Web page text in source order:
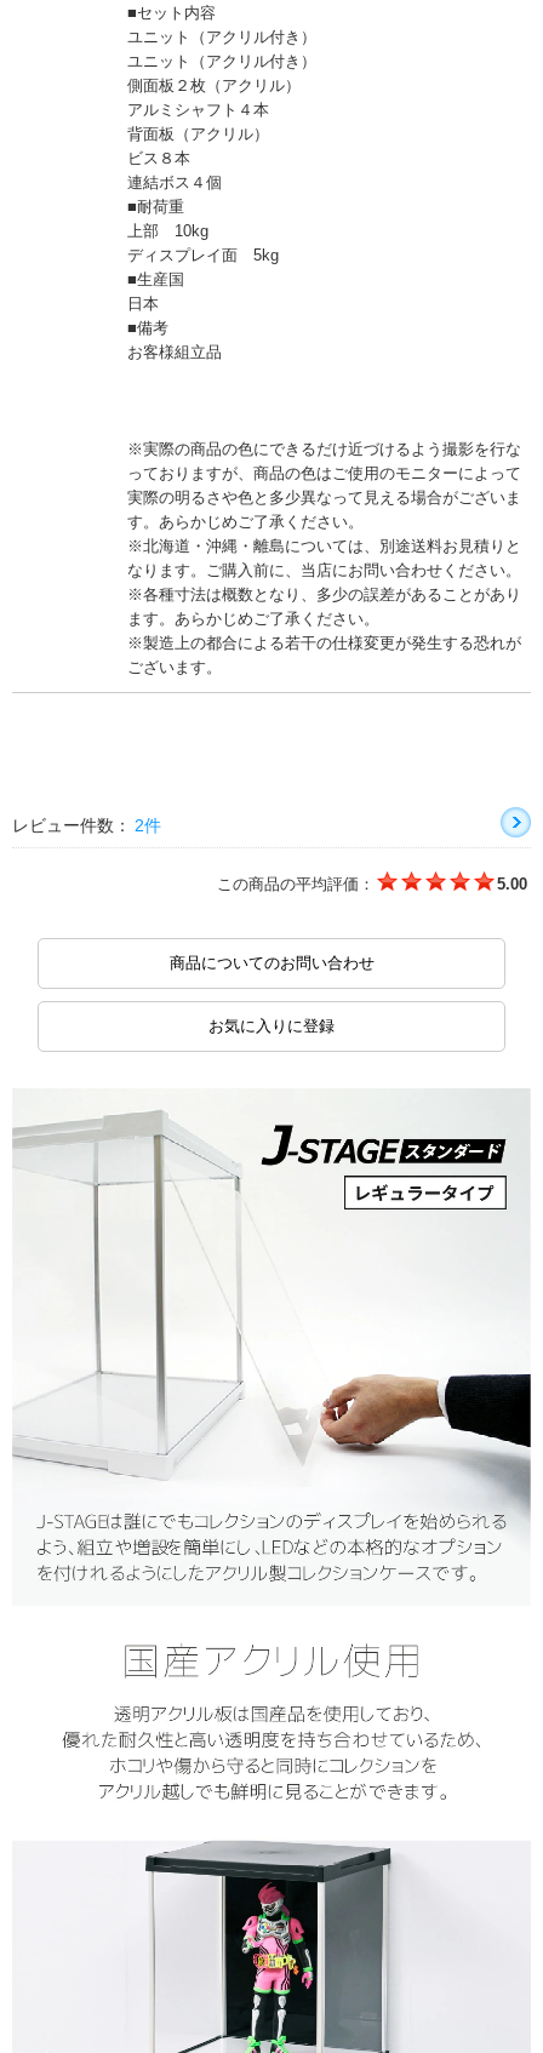
■セット内容
ユニット（アクリル付き）
ユニット（アクリル付き）
側面板２枚（アクリル）
アルミシャフト４本
背面板（アクリル）
ビス８本
連結ボス４個
■耐荷重
上部 10kg
ディスプレイ面 5kg
■生産国
日本
■備考
お客様組立品
※実際の商品の色にできるだけ近づけるよう撮影を行な
っておりますが、商品の色はご使用のモニターによって
実際の明るさや色と多少異なって見える場合がございま
す。あらかじめご了承ください。
※北海道・沖縄・離島については、別途送料お見積りと
なります。ご購入前に、当店にお問い合わせください。
※各種寸法は概数となり、多少の誤差があることがあり
ます。あらかじめご了承ください。
※製造上の都合による若干の仕様変更が発生する恐れが
ございます。
レビュー件数： 2件
この商品の平均評価： 5.00
商品についてのお問い合わせ
お気に入りに登録